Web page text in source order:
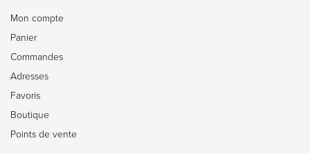
Mon compte
Panier
Commandes
Adresses
Favoris
Boutique
Points de vente